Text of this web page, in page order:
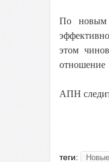
По новым
этом ч
отношение
АПН
теги: